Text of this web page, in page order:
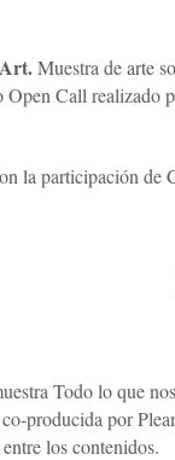
Muestra de arte
Call realizado
la participación de
Todo lo que
co-producida por
los contenidos.